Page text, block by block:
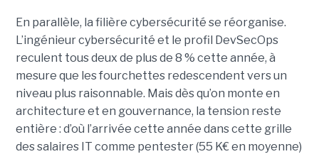
En parallèle, la filière cybersécurité se réorganise.
L’ingénieur cybersécurité et le profil DevSecOps
reculent tous deux de plus de 8 % cette année, à
mesure que les fourchettes redescendent vers un
niveau plus raisonnable. Mais dès qu’on monte en
architecture et en gouvernance, la tension reste
entière : d’où l’arrivée cette année dans cette grille
des salaires IT comme pentester (55 K€ en moyenne)